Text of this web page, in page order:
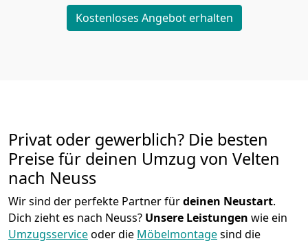
Kostenloses Angebot erhalten
Privat oder gewerblich? Die besten
Preise für deinen Umzug von Velten
nach Neuss
Wir sind der perfekte Partner fürdeinen Neustart.
Dich zieht es nach Neuss? Unsere Leistungen wie ein
Umzugsserviceoder die Möbelmontagesind die